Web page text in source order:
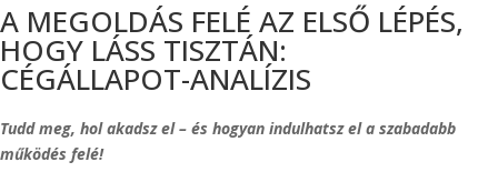
A MEGOLDÁS FELÉ AZ ELSŐ LÉPÉS,
HOGY LÁSS TISZTÁN:
CÉGÁLLAPOT-ANALÍZIS
Tudd meg, hol akadsz el – és hogyan indulhatsz el a szabadabb
működés felé!